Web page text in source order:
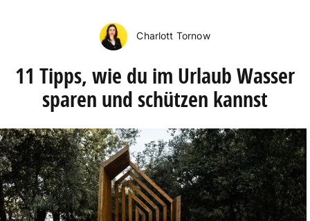
Charlott Tornow
11 Tipps, wie du im Urlaub Wasser
sparen und schützen kannst